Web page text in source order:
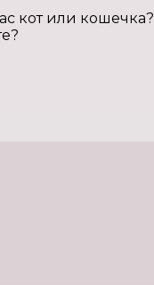
кот или кошечка?